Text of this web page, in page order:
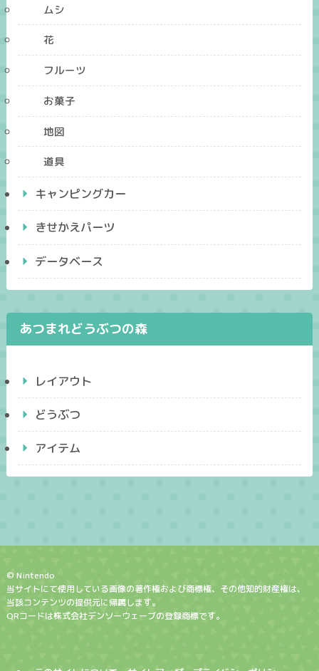
ムシ
花
フルーツ
お菓子
地図
道具
キャンピングカー
きせかえパーツ
データベース
あつまれどうぶつの森
レイアウト
どうぶつ
アイテム
© Nintendo
当サイトにて使用している画像の著作権および商標権、その他知的財産権は、
当該コンテンツの提供元に帰属します。
QRコードは株式会社デンソーウェーブの登録商標です。